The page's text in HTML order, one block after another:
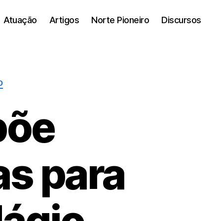
Atuação Artigos Norte Pioneiro Discursos
para